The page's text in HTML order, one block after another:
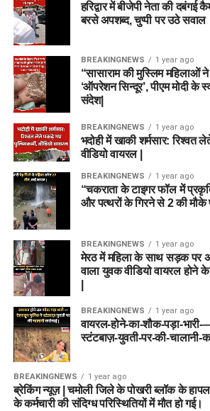
हरिद्वार में बीजेपी नेता की
बरसे अपशब्द, चुप्पी पर उठे सवाल
BREAKINGNEWS 1 year ago
“सासाराम की मुस्लिम महिलाओं ने
‘ऑपरेशन सिन्दूर’, पीएम मोदी के
संदेश|
BREAKINGNEWS 1 year ago
भदोही में खाकी शर्मसार: रिश्वत
वीडियो वायरल |
BREAKINGNEWS 1 year ago
“चकराता के टाइगर फॉल में
और पत्थरों के गिरने से 2 की मौके
BREAKINGNEWS 1 year ago
मेरठ में महिला के साथ सड़क पर
वाला युवक वीडियो वायरल होने
BREAKINGNEWS 1 year ago
वायरल-होने-का-शौक-पड़ा-
स्टंटबाज़-युवती-पर-की-चालानी-
BREAKINGNEWS 1 year ago
ब्रेकिंग न्यूज़ | चमोली जिले के पोखरी ब्लॉक के हापला
के कर्मचारी की संदिग्ध परिस्थितियों में मौत हो गई।